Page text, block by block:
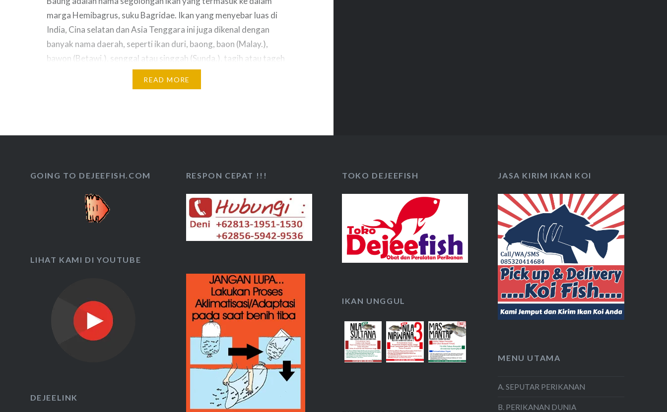
marga Hemibagrus, suku Bagridae. Ikan yang menyebar luas di
India, Cina selatan dan Asia Tenggara ini juga dikenal dengan
banyak nama daerah, seperti ikan duri, baong, baon (Malay.),
bawon (Betawi.), senggal atau singgah (Sunda.), tagih atau tageh
(Jawa.), niken, siken, tiken, tiken bato (Kalteng), dan lain-lain.
READ MORE
GOING TO DEJEEFISH.COM RESPON CEPAT !!! TOKO DEJEEFISH JASA KIRIM IKAN KOI
LIHAT KAMI DI YOUTUBE
IKAN UNGGUL
MENU UTAMA
A. SEPUTAR PERIKANAN
B. PERIKANAN DUNIA
DEJEELINK